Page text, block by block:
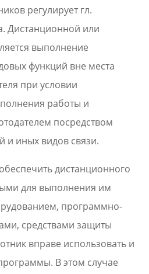
регулирует гл.
Дистанционной или
выполнение
функций вне места
при условии
работы и
посредством
и иных видов связи.
дистанционного
для выполнения им
программно-
средствами защиты
вправе использовать и
В этом случае